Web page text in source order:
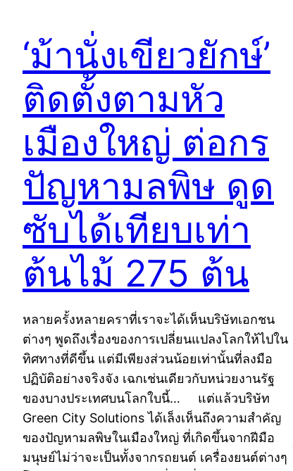
‘ม้านั่งเขียวยักษ์’
ติดตั้งตามหัว
เมืองใหญ่ ต่อกร
ปัญหามลพิษ ดูด
ซับได้เทียบเท่า
ต้นไม้ 275 ต้น
หลายครั้งหลายคราที่เราจะได้เห็นบริษัทเอกชน
ต่างๆ พูดถึงเรื่องของการเปลี่ยนแปลงโลกให้ไปใน
ทิศทางที่ดีขึ้น แต่มีเพียงส่วนน้อยเท่านั้นที่ลงมือ
ปฏิบัติอย่างจริงจัง เฉกเช่นเดียวกับหน่วยงานรัฐ
ของบางประเทศบนโลกใบนี้… แต่แล้วบริษัท
Green City Solutions ได้เล็งเห็นถึงความสำคัญ
ของปัญหามลพิษในเมืองใหญ่ ที่เกิดขึ้นจากฝีมือ
มนุษย์ไม่ว่าจะเป็นทั้งจากรถยนต์ เครื่องยนต์ต่างๆ